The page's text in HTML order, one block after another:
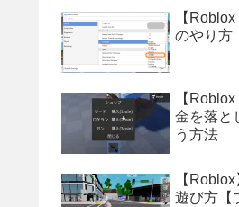
【
のやり方
【
金を落と
う方法
【
遊び方【